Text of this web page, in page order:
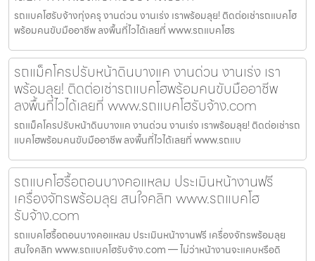
รถแบคโฮรับจ้างทุ่งครุ งานด่วน งานเร่ง เราพร้อมลุย! ติดต่อเช่ารถแบคโฮ
พร้อมคนขับมืออาชีพ ลงพื้นที่ไวได้เลยที่ www.รถแบคโฮร
รถแม็คโครปรับหน้าดินบางแค งานด่วน งานเร่ง เรา
พร้อมลุย! ติดต่อเช่ารถแบคโฮพร้อมคนขับมืออาชีพ
ลงพื้นที่ไวได้เลยที่ www.รถแบคโฮรับจ้าง.com
รถแม็คโครปรับหน้าดินบางแค งานด่วน งานเร่ง เราพร้อมลุย! ติดต่อเช่ารถ
แบคโฮพร้อมคนขับมืออาชีพ ลงพื้นที่ไวได้เลยที่ www.รถแบ
รถแบคโฮรื้อถอนบางคอแหลม ประเมินหน้างานฟรี
เครื่องจักรพร้อมลุย สนใจคลิก www.รถแบคโฮ
รับจ้าง.com
รถแบคโฮรื้อถอนบางคอแหลม ประเมินหน้างานฟรี เครื่องจักรพร้อมลุย
สนใจคลิก www.รถแบคโฮรับจ้าง.com — ไม่ว่าหน้างานจะแคบหรือดิ